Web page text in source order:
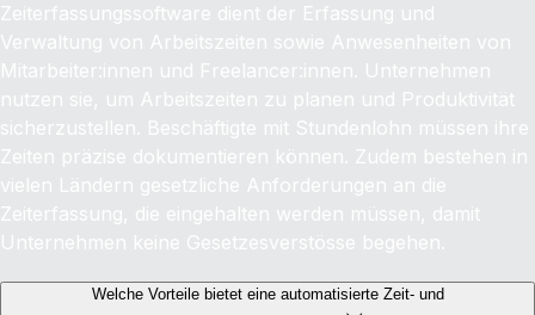
Zeiterfassungssoftware dient der Erfassung und
Verwaltung von Arbeitszeiten sowie Anwesenheiten von
Mitarbeiter:innen und Freelancer:innen. Unternehmen
nutzen sie, um Arbeitszeiten zu planen und Produktivität
sicherzustellen. Beschäftigte mit Stundenlohn müssen ihre
Zeiten präzise dokumentieren können. Zudem bestehen in
vielen Ländern gesetzliche Anforderungen an die
Zeiterfassung, die eingehalten werden müssen, damit
Unternehmen keine Gesetzesverstösse begehen.
Welche Vorteile bietet eine automatisierte Zeit- und